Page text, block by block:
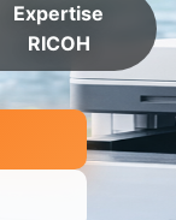
Expertise
RICOH